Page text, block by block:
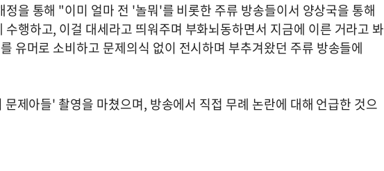
을 통해 "이미 얼마 전 '놀뭐'를 비롯한 주류 방송들이서 양상국을 통해
행하고, 이걸 대세라고 띄워주며 부화뇌동하면서 지금에 이른 거라고 봐
유머로 소비하고 문제의식 없이 전시하며 부추겨왔던 주류 방송들에
제아들' 촬영을 마쳤으며, 방송에서 직접 무례 논란에 대해 언급한 것으